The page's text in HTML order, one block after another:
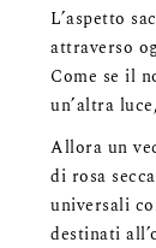
L’aspetto
attraverso
Come se il
un’altra
Allora un
di rosa
universali
destinati